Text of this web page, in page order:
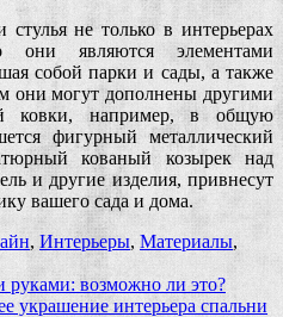
не только в интерьерах
являются элементами
собой парки и сады, а также
они могут дополнены другими
ковки, например, в общую
фигурный металлический
кованый козырек над
и другие изделия, привнесут
вашего сада и дома.
, Интерьеры, Материалы,
руками: возможно ли это?
украшение интерьера спальни